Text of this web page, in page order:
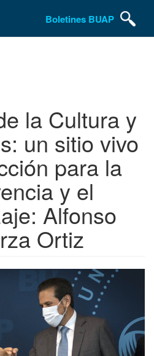
Boletines BUAP
la Cultura y
un sitio vivo
para la
y el
Alfonso
Ortiz